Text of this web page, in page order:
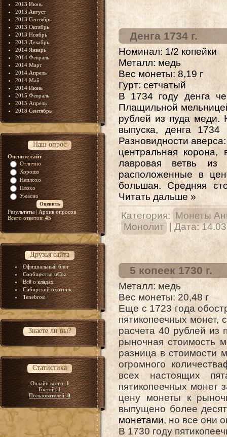
2013 Июнь
2013 Август
2013 Сентябрь
2013 Октябрь
2013 Ноябрь
2013 Декабрь
2014 Январь
2014 Февраль
2014 Март
2014 Апрель
2014 Май
2014 Июнь
2015 Февраль
2015 Апрель
2018 Сентябрь
Наш опрос
Оцените сайт
Отлично
Хорошо
Неплохо
Плохо
Ужасно
Результаты| Архив опросов
Всего ответов:45
Друзья сайта
Официальный блог
Сообщество uCoz
Всё о кладах
Сибирский охотник
Tenebrosi
Знаете ли вы?
Статистика
Онлайн всего:1
Гостей:1
Пользователей:0
Денга 1734 г.
Номинал: 1/2 копейки
Металл: медь
Вес монеты: 8,19 г
Гурт: сетчатый
В 1734 годуденга
Плащильной
рублей из пуда меди.
выпуска, денга 1734
Разновидности
центральная
лавровая ветвь
расположенные в
большая. Средняя
Читать дальше »
Категория: Монеты
Монолит
| Дата:
5 копеек 1730 г.
Металл: медь
Вес монеты: 20,48 г
Еще с 1723 года
пятикопеечных монет,
расчета 40 рублей из
рыночная стоимость
разница в стоимости
огромного количества
всех настоящих
пятикопеечных монет
цену монеты к
выпущено более
монетами, но все они
В 1730 году